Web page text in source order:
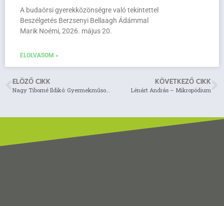
A budaörsi gyerekközönségre való tekintettel
Beszélgetés Berzsenyi Bellaagh Ádámmal
Marik Noémi, 2026. május 20.
ELOLVASOM »
ELÖZŐ CIKK
Nagy Tiborné Ildikó: Gyermekműsorok a Királyerdei Művelődési Házban
KÖVETKEZŐ CIKK
Lénárt András – Mikropódium